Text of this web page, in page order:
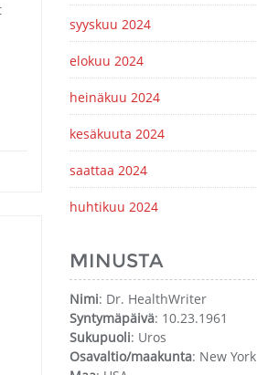
syyskuu 2024
elokuu 2024
heinäkuu 2024
kesäkuuta 2024
saattaa 2024
huhtikuu 2024
MINUSTA
Nimi: Dr. HealthWriter
Syntymäpäivä: 10.23.1961
Sukupuoli: Uros
Osavaltio/maakunta: New York